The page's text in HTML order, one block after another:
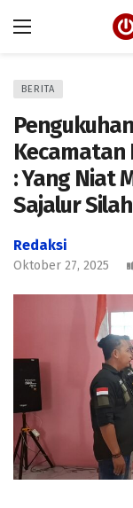
BERITA
Kecamatan
: Yang Niat
Sajalur
Redaksi
Oktober 27, 2025